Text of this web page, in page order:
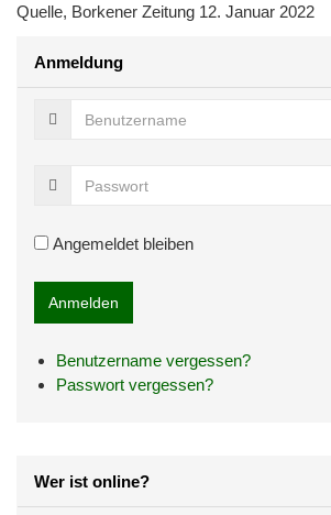
Quelle, Borkener Zeitung 12. Januar 2022
Anmeldung
Angemeldet bleiben
Benutzername vergessen?
Passwort vergessen?
Wer ist online?